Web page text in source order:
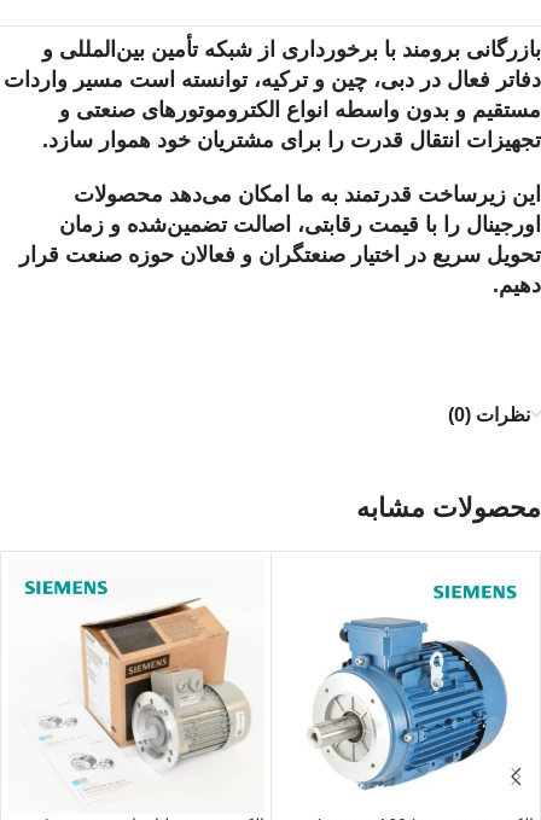
بازرگانی برومند با برخورداری از شبکه تأمین بین‌المللی و
دفاتر فعال در دبی، چین و ترکیه، توانسته است مسیر واردات
مستقیم و بدون واسطه انواع الکتروموتورهای صنعتی و
تجهیزات انتقال قدرت را برای مشتریان خود هموار سازد.
این زیرساخت قدرتمند به ما امکان می‌دهد محصولات
اورجینال را با قیمت رقابتی، اصالت تضمین‌شده و زمان
تحویل سریع در اختیار صنعتگران و فعالان حوزه صنعت قرار
دهیم.
نظرات (0)
محصولات مشابه